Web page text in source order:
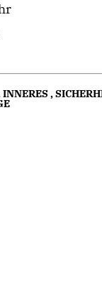
INNERES ,